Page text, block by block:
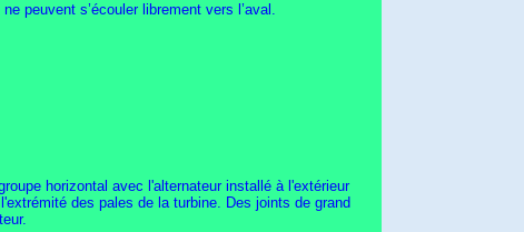
peuvent s’écouler librement vers l’aval.
horizontal avec l'alternateur installé à l'extérieur
des pales de la turbine. Des joints de grand